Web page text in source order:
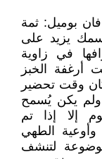
بوميل: ثمة
يزيد على
في زاوية
أرغفة الخبز
وقت تحضير
ولم يكن يُسمح
إلا إذا تم
وأوعية الطهي
لتنشف